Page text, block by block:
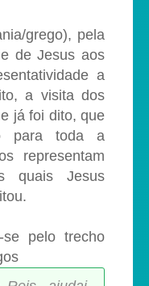
grego), pela
de Jesus aos
a
a visita dos
já foi dito, que
para toda a
representam
quais Jesus
se pelo trecho